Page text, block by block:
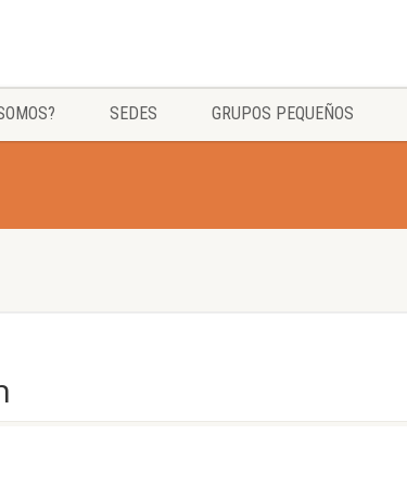
SEDES GRUPOS PEQUEÑOS